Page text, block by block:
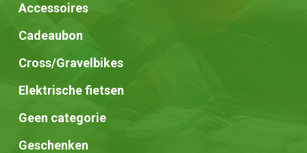
Accessoires
Cadeaubon
Cross/Gravelbikes
Elektrische fietsen
Geen categorie
Geschenken